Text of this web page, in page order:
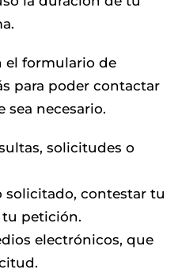
el formulario de
para poder contactar
sea necesario.
solicitudes o
solicitado, contestar tu
petición.
electrónicos, que